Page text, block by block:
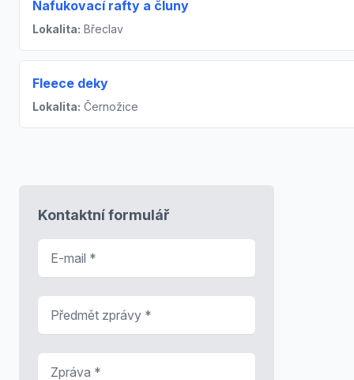
Nafukovací rafty a čluny
Lokalita: Břeclav
Fleece deky
Lokalita: Černožice
Kontaktní formulář